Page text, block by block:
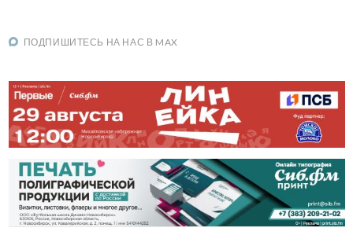
ПОДПИШИТЕСЬ НА НАС В MAX